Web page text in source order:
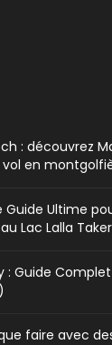
: découvrez
en
Guide Ultime
Lac Lalla
: Guide
faire avec